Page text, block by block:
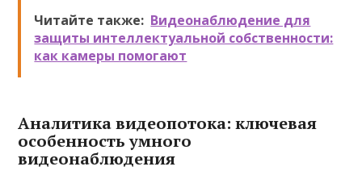
Читайте также: Видеонаблюдение для
защиты интеллектуальной собственности:
как камеры помогают
Аналитика видеопотока: ключевая
особенность умного
видеонаблюдения